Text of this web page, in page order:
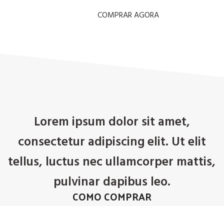
COMPRAR AGORA
Lorem ipsum dolor sit amet,
consectetur adipiscing elit. Ut elit
tellus, luctus nec ullamcorper mattis,
pulvinar dapibus leo.
COMO COMPRAR